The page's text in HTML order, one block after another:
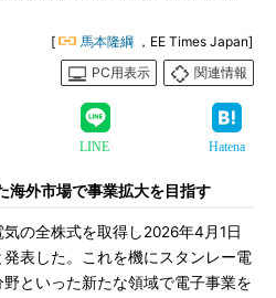
[ 馬本隆綱 ，EE Times Japan]
PC用表示
関連情報
LINE Hatena
海外市場で事業拡大を目指す
の全株式を取得し2026年4月1日
表した。これを機にスタンレー電
といった新たな領域で電子事業を